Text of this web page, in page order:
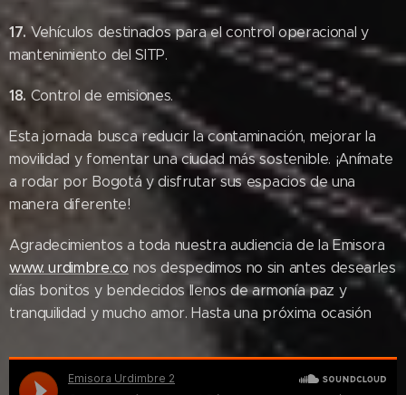
17.Vehículos destinados para el control operacional y
mantenimiento del SITP.
18. Control de emisiones.
Esta jornada busca reducir la contaminación, mejorar la
movilidad y fomentar una ciudad más sostenible. ¡Anímate
a rodar por Bogotá y disfrutar sus espacios de una
manera diferente!
Agradecimientos a toda nuestra audiencia de la Emisora
www. urdimbre.co nos despedimos no sin antes desearles
días bonitos y bendecidos llenos de armonía paz y
tranquilidad y mucho amor. Hasta una próxima ocasión